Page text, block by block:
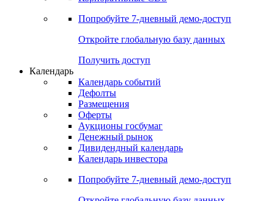
Валютные и процентные свопы
Корпоративные CDS
Попробуйте7-дневный
Откройте глобальную базу данных
Получить доступ
Календарь
Календарь событий
Дефолты
Размещения
Оферты
Денежный рынок